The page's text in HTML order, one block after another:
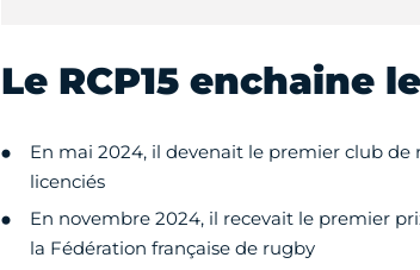
Le RCP15 enchaine
En mai 2024, il devenait le premier club
licenciés
En novembre 2024, il recevait le premier
la Fédération française de rugby